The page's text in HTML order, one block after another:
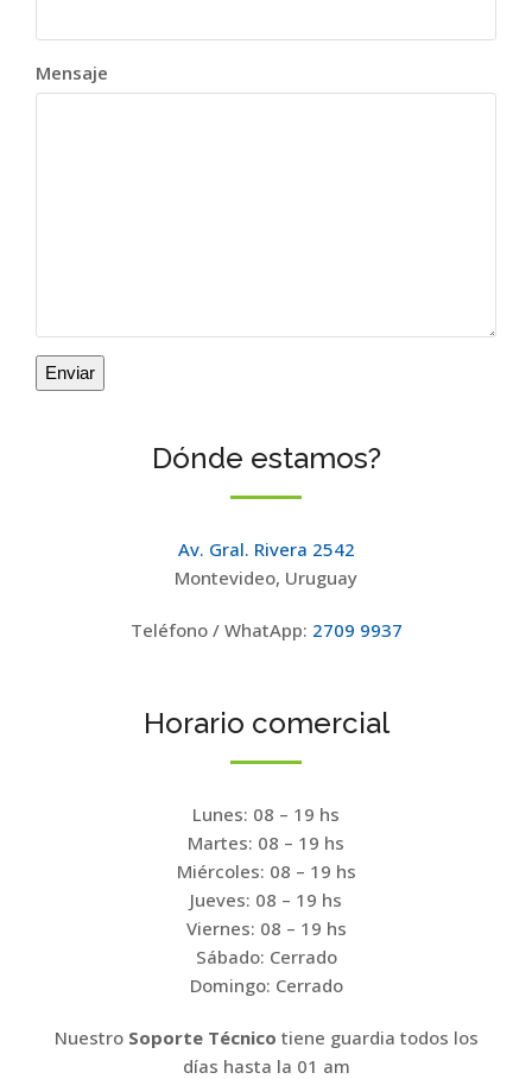
Mensaje
Enviar
Dónde estamos?
Av. Gral. Rivera 2542
Montevideo, Uruguay
Teléfono / WhatApp: 2709 9937
Horario comercial
Lunes: 08 – 19 hs
Martes: 08 – 19 hs
Miércoles: 08 – 19 hs
Jueves: 08 – 19 hs
Viernes: 08 – 19 hs
Sábado: Cerrado
Domingo: Cerrado
Nuestro Soporte Técnico tiene guardia todos los
días hasta la 01 am